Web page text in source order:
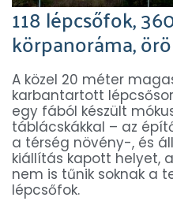
118 lépcsőfok,
körpanoráma,
A közel 20 méter
karbantartott
egy fából készült
táblácskákkal – az
a térség növény-, és
kiállítás kapott helyet,
nem is tűnik soknak a
lépcsőfok.